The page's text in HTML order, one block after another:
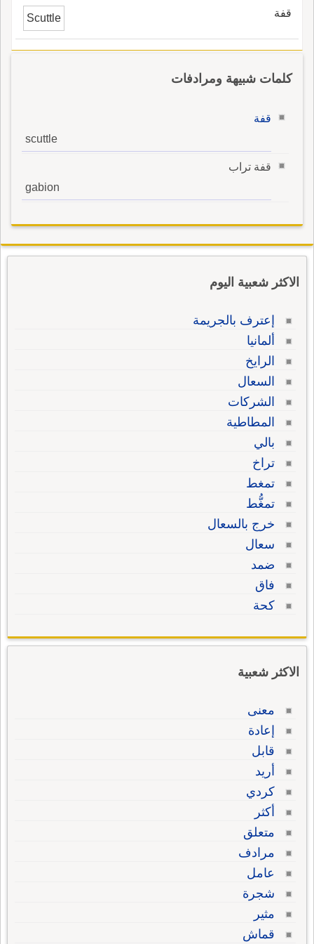
قفة Scuttle
كلمات شبيهة ومرادفات
قفة
scuttle
قفة تراب
gabion
الاكثر شعبية اليوم
إعترف بالجريمة
ألمانيا
الرايخ
السعال
الشركات
المطاطية
بالي
تراخ
تمغط
تمغُّط
خرج بالسعال
سعال
ضمد
فاق
كحة
الاكثر شعبية
معنى
إعادة
قابل
أريد
كردي
أكثر
متعلق
مرادف
عامل
شجرة
مثير
قماش